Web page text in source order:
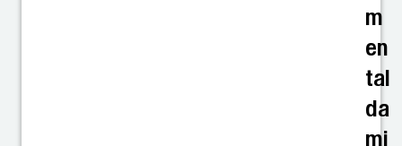
m
en
tal
da
mi